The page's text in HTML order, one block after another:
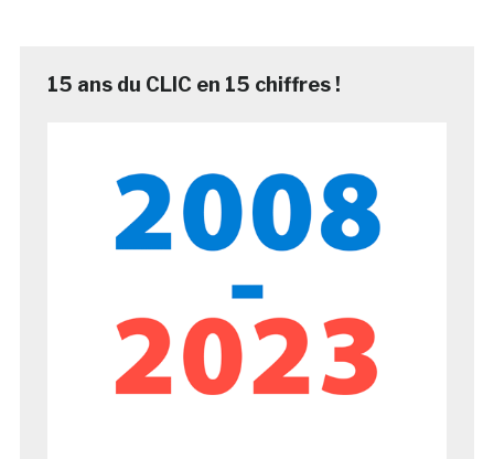
15 ans du CLIC en 15 chiffres !